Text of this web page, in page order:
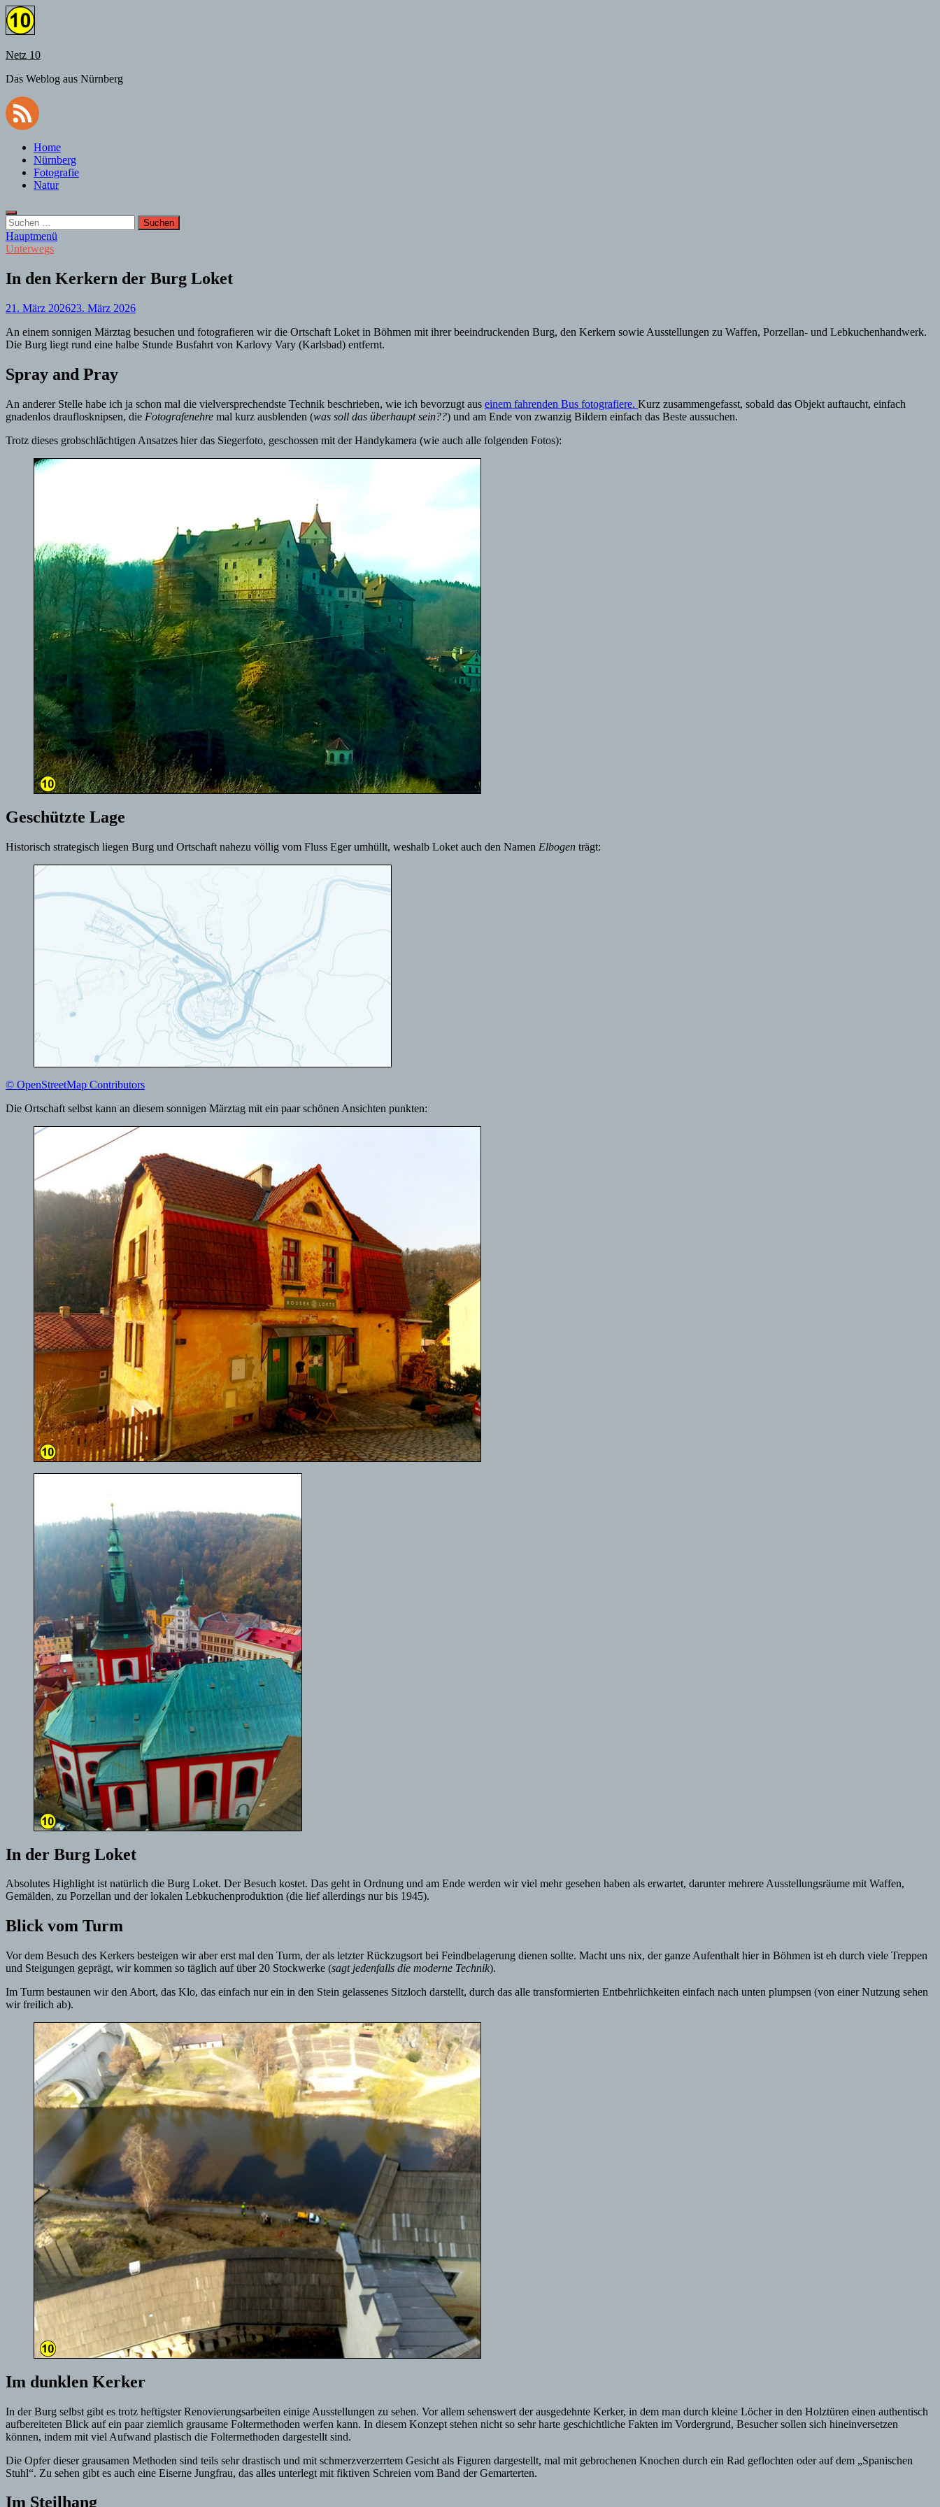
Zum
Inhalt
springen
Netz 10
Das Weblog aus Nürnberg
Home
Nürnberg
Fotografie
Natur
Suchen
nach:
Hauptmenü
Unterwegs
In den Kerkern der Burg Loket
21. März 202623. März 2026
An einem sonnigen Märztag besuchen und fotografieren wir die Ortschaft Loket in Böhmen mit ihrer beeindruckenden Burg, den Kerkern sowie Ausstellungen zu Waffen, Porzellan- und Lebkuchenhandwerk.
Die Burg liegt rund eine halbe Stunde Busfahrt von Karlovy Vary (Karlsbad) entfernt.
Spray and Pray
An anderer Stelle habe ich ja schon mal die vielversprechendste Technik beschrieben, wie ich bevorzugt aus einem fahrenden Bus fotografiere. Kurz zusammengefasst, sobald das Objekt auftaucht, einfach
gnadenlos drauflosknipsen, die Fotografenehre mal kurz ausblenden (was soll das überhaupt sein??) und am Ende von zwanzig Bildern einfach das Beste aussuchen.
Trotz dieses grobschlächtigen Ansatzes hier das Siegerfoto, geschossen mit der Handykamera (wie auch alle folgenden Fotos):
Geschützte Lage
Historisch strategisch liegen Burg und Ortschaft nahezu völlig vom Fluss Eger umhüllt, weshalb Loket auch den Namen Elbogen trägt:
© OpenStreetMap Contributors
Die Ortschaft selbst kann an diesem sonnigen Märztag mit ein paar schönen Ansichten punkten:
In der Burg Loket
Absolutes Highlight ist natürlich die Burg Loket. Der Besuch kostet. Das geht in Ordnung und am Ende werden wir viel mehr gesehen haben als erwartet, darunter mehrere Ausstellungsräume mit Waffen,
Gemälden, zu Porzellan und der lokalen Lebkuchenproduktion (die lief allerdings nur bis 1945).
Blick vom Turm
Vor dem Besuch des Kerkers besteigen wir aber erst mal den Turm, der als letzter Rückzugsort bei Feindbelagerung dienen sollte. Macht uns nix, der ganze Aufenthalt hier in Böhmen ist eh durch viele Treppen
und Steigungen geprägt, wir kommen so täglich auf über 20 Stockwerke (sagt jedenfalls die moderne Technik).
Im Turm bestaunen wir den Abort, das Klo, das einfach nur ein in den Stein gelassenes Sitzloch darstellt, durch das alle transformierten Entbehrlichkeiten einfach nach unten plumpsen (von einer Nutzung sehen
wir freilich ab).
Im dunklen Kerker
In der Burg selbst gibt es trotz heftigster Renovierungsarbeiten einige Ausstellungen zu sehen. Vor allem sehenswert der ausgedehnte Kerker, in dem man durch kleine Löcher in den Holztüren einen authentisch
aufbereiteten Blick auf ein paar ziemlich grausame Foltermethoden werfen kann. In diesem Konzept stehen nicht so sehr harte geschichtliche Fakten im Vordergrund, Besucher sollen sich hineinversetzen
können, indem mit viel Aufwand plastisch die Foltermethoden dargestellt sind.
Die Opfer dieser grausamen Methoden sind teils sehr drastisch und mit schmerzverzerrtem Gesicht als Figuren dargestellt, mal mit gebrochenen Knochen durch ein Rad geflochten oder auf dem „Spanischen
Stuhl“. Zu sehen gibt es auch eine Eiserne Jungfrau, das alles unterlegt mit fiktiven Schreien vom Band der Gemarterten.
Im Steilhang